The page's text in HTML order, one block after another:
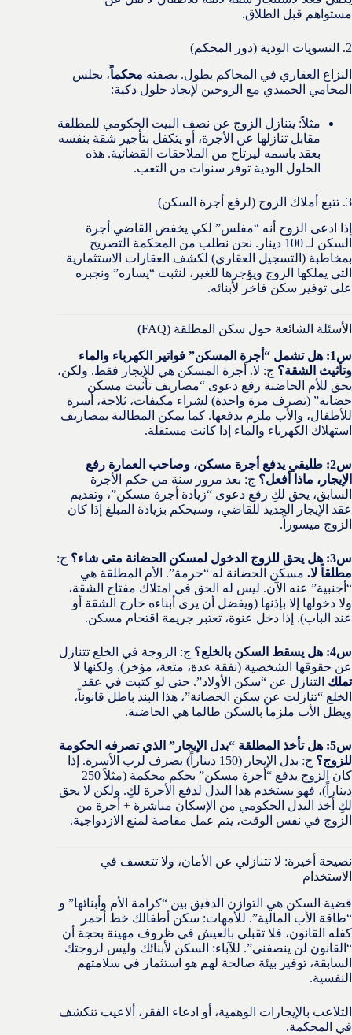
مستواهم قبل الطلاق.
2. التسويات الودية (دور المحكم)
النزاع العقاري في المحاكم يطول. بصفته محكماً، يجلس
المحامي الحميدي مع الزوجين لإيجاد حلول ذكية:
مثلاً: يتنازل الزوج عن نصف البيت الحكومي للمطلقة
مقابل تنازلها عن الأجرة، أو يتكفل بتأجير شقة بنفسه
بعقد باسمه ليرتاح من الملاحقات القضائية. هذه
الحلول الودية توفر سنوات من التعب.
3. تتبع أملاك الزوج (لرفع أجرة السكن)
إذا ادعى الزوج أنه “مفلس” لكي يخفض القاضي أجرة
السكن لـ 100 دينار. نحن نطلب من المحكمة التصريح
بمخاطبة (التسجيل العقاري) لكشف العقارات الاستثمارية
التي يملكها الزوج ويؤجرها للغير، لنثبت “يساره” ونجبره
على توفير سكن فاخر لأبنائه.
الأسئلة الشائعة حول سكن المطلقة (FAQ)
س1: هل تشمل “أجرة المسكن” فواتير الكهرباء والماء
وتأثيث الشقة؟ ج: لا. أجرة المسكن هي للإيجار فقط. ولكن،
يحق للأم الحاضنة رفع دعوى “مصاريف تأثيث مسكن
حضانة” (تصرف مرة واحدة) لشراء مكيفات، ثلاجة، أسرة
للأطفال، والأب ملزم بدفعها. كما يمكن المطالبة بمصاريف
استهلاك الكهرباء والماء إذا كانت مستقلة.
س2: طليقي يدفع أجرة مسكن، وصاحب العمارة رفع
الإيجار، ماذا أفعل؟ ج: بعد مرور سنة من حكم الأجرة
السابق، يحق لكِ رفع دعوى “زيادة أجرة مسكن”، وتقديم
عقد الإيجار الجديد للقاضي، وسيحكم بزيادة المبلغ إذا كان
الزوج ميسوراً.
س3: هل يحق للزوج الدخول لمسكن الحضانة متى شاء؟
ج:
مطلقاً لا. مسكن الحضانة له “حرمة”. الأم المطلقة هي
“أجنبية” عنه الآن. ليس له الحق في امتلاك مفتاح الشقة،
ولا دخولها إلا بإذنها (ويفضل أن يرى أبناءه خارج الشقة أو
عند الباب). إذا دخل عنوة، تعتبر جريمة اقتحام مسكن.
س4: هل يسقط السكن بالخلع؟
ج: الزوجة في الخلع تتنازل
عن حقوقها الشخصية (نفقة عدة، متعة، مؤخر). ولكنها لا
تملك التنازل عن “سكن الأولاد”. حتى لو كتبت في عقد
الخلع “تنازلت عن سكن الحضانة”، هذا البند باطل قانوناً،
ويظل الأب ملزماً بالسكن طالما هي الحاضنة.
س5: هل تأخذ المطلقة “بدل الإيجار” الذي تصرفه الحكومة
للزوج؟
ج: بدل الإيجار (150 ديناراً) يصرف لرب الأسرة. إذا
كان الزوج يدفع “أجرة مسكن” بحكم محكمة (مثلاً 250
ديناراً)، فهو يستخدم هذا البدل لدفع الأجرة لكِ. ولكن لا يحق
لكِ أخذ البدل الحكومي من الإسكان مباشرة + أجرة من
الزوج في نفس الوقت، يتم عمل مقاصة لمنع الازدواجية.
نصيحة أخيرة: لا تتنازلي عن الأمان، ولا تتعسف في
الاستخدام
قضية السكن هي التوازن الدقيق بين “كرامة الأم وأبنائها” و
“طاقة الأب المالية”. للأمهات: سكن أطفالك خط أحمر
كفله القانون، فلا تقبلي بالعيش في ظروف مهينة بحجة أن
“القانون لن ينصفني”. للآباء: السكن لأبنائك وليس لزوجتك
السابقة، توفير بيئة صالحة لهم هو استثمار في سلامتهم
النفسية.
التلاعب بالإيجارات الوهمية، أو ادعاء الفقر، ألاعيب تنكشف
في المحكمة.